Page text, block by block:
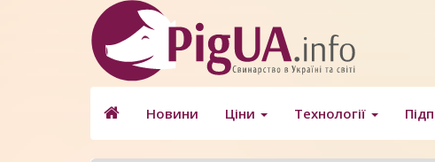
Новини Ціни Технології